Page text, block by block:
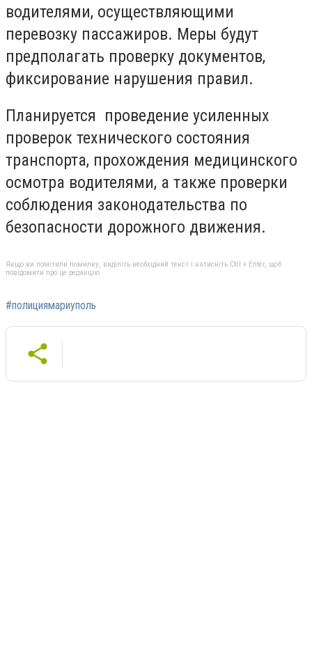
водителями, осуществляющими
перевозку пассажиров. Меры будут
предполагать проверку документов,
фиксирование нарушения правил.
Планируется проведение усиленных
проверок технического состояния
транспорта, прохождения медицинского
осмотра водителями, а также проверки
соблюдения законодательства по
безопасности дорожного движения.
Якщо ви помітили помилку, виділіть необхідний текст і натисніть Ctrl + Enter, щоб
повідомити про це редакцію
#полициямариуполь